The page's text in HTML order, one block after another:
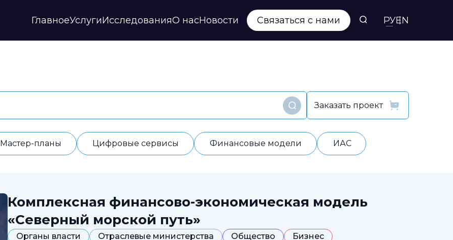
ГлавноеУслуги
Финансовые модели
Исследования
Профили регионов
О нас
Документы
Новости Связаться с нами РУEN
НайтиЗаказать проект
Мастер-планы Цифровые сервисы Финансовые модели ИАС
Комплексная финансово-экономическая модель
«Северный морской путь»
Органы власти Отраслевые министерства Общество
Бизнес